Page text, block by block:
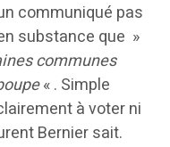
communiqué pas
substance que »
communes
« . Simple
à voter ni
Bernier sait.